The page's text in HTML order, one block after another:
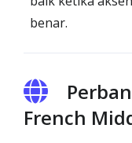
benar.
French